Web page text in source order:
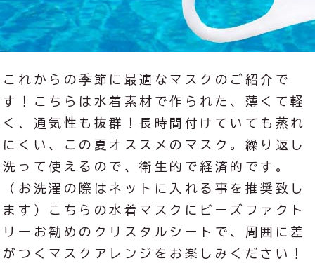
これからの季節に最適なマスクのご紹介で
す！こちらは水着素材で作られた、薄くて軽
く、通気性も抜群！長時間付けていても蒸れ
にくい、この夏オススメのマスク。繰り返し
洗って使えるので、衛生的で経済的です。
（お洗濯の際はネットに入れる事を推奨致し
ます）こちらの水着マスクにビーズファクト
リーお勧めのクリスタルシートで、周囲に差
がつくマスクアレンジをお楽しみください！